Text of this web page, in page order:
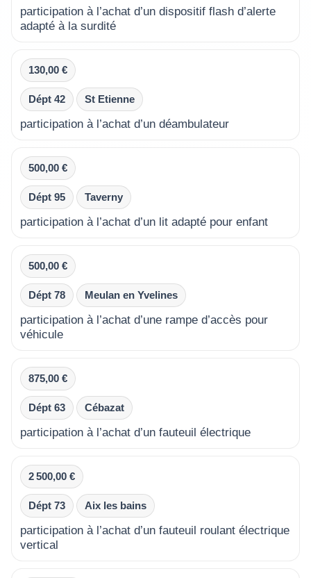
participation à l’achat d’un dispositif flash d’alerte
adapté à la surdité
130,00 €
Dépt 42 St Etienne
participation à l’achat d’un déambulateur
500,00 €
Dépt 95 Taverny
participation à l’achat d’un lit adapté pour enfant
500,00 €
Dépt 78 Meulan en Yvelines
participation à l’achat d’une rampe d’accès pour
véhicule
875,00 €
Dépt 63 Cébazat
participation à l’achat d’un fauteuil électrique
2 500,00 €
Dépt 73 Aix les bains
participation à l’achat d’un fauteuil roulant électrique
vertical